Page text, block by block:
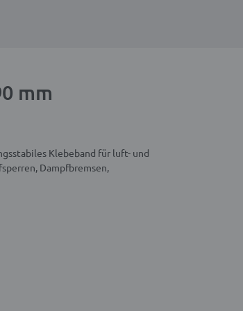
mm
Klebeband für luft- und
Dampfbremsen,